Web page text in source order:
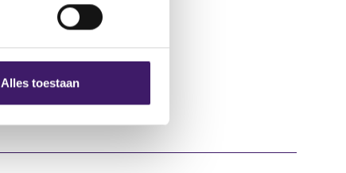
Alles toestaan